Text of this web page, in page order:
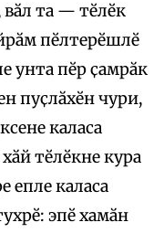
вӑл та — тӗлӗк
пӗлтерӗшлӗ
унта пӗр ҫамрӑк
пуҫлӑхӗн чури,
каласа
тӗлӗкне кура
епле каласа
эпӗ хамӑн